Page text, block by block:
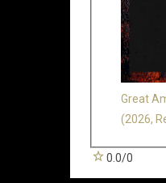
Great
(2026,
0.0/0